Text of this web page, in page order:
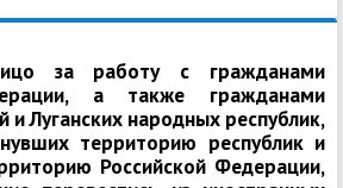
за работу с гражданами
а также гражданами
Луганских народных республик,
территорию республик и
Российской Федерации,